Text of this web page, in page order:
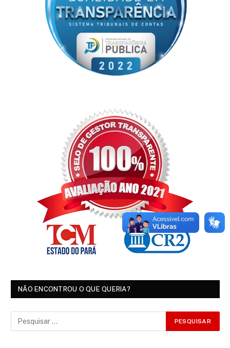
NÃO ENCONTROU O QUE QUERIA?